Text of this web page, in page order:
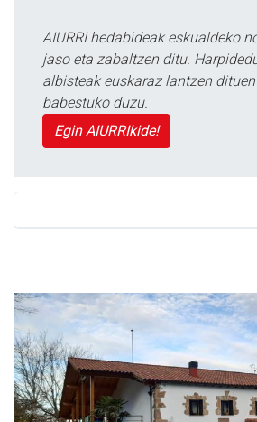
AIURRI hedabideak eskualdeko
jaso eta zabaltzen ditu.
albisteak euskaraz lantzen
babestuko duzu.
Egin AIURRIkide!